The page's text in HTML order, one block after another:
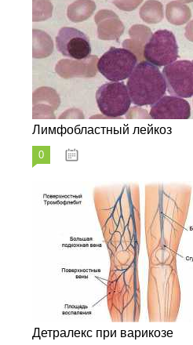
Лимфобластный лейкоз
0
Детралекс при варикозе